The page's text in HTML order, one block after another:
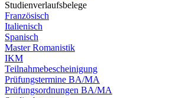
Studienverlaufsbelege
Französisch
Italienisch
Spanisch
Master Romanistik
IKM
Teilnahmebescheinigung
Prüfungstermine BA/MA
Prüfungsordnungen BA/MA